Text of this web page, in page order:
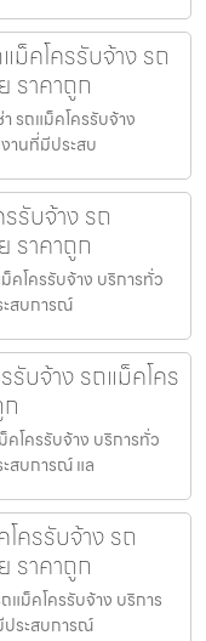
ม็คโครรับจ้าง รถ
ราคาถูก
า รถแม็คโครรับจ้าง
านที่มีประสบ
รับจ้าง รถ
ราคาถูก
คโครรับจ้าง บริการทั่ว
ะสบการณ์
รับจ้าง รถแม็คโคร
คโครรับจ้าง บริการทั่ว
สบการณ์ แล
ครรับจ้าง รถ
ราคาถูก
แม็คโครรับจ้าง บริการ
ประสบการณ์